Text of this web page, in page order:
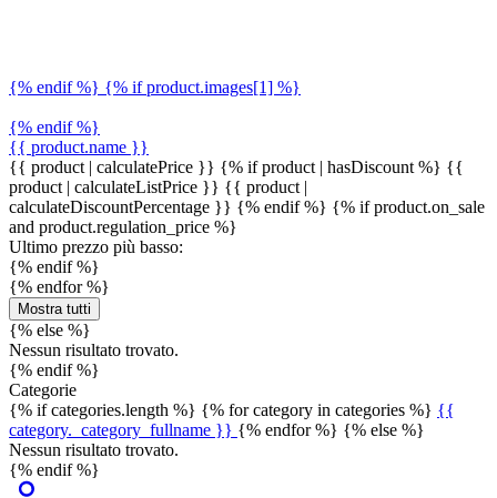
{% endif %} {% if product.images[1] %}
{% endif %}
{{ product.name }}
{{ product | calculatePrice }} {% if product | hasDiscount %} {{
product | calculateListPrice }} {{ product |
calculateDiscountPercentage }} {% endif %} {% if product.on_sale
and product.regulation_price %}
Ultimo prezzo più basso:
{% endif %}
{% endfor %}
Mostra tutti
{% else %}
Nessun risultato trovato.
{% endif %}
Categorie
{% if categories.length %} {% for category in categories %} {{
category._category_fullname }} {% endfor %} {% else %}
Nessun risultato trovato.
{% endif %}